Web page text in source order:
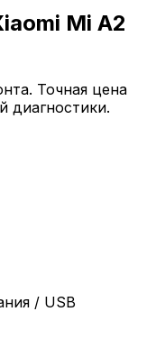
Mi A2
Точная цена
диагностики.
/ USB